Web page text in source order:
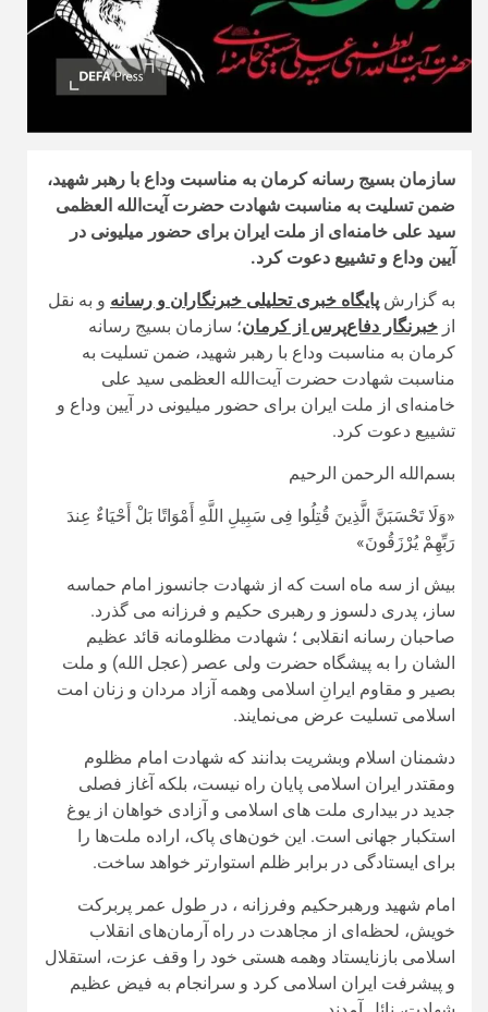
سازمان بسیج رسانه کرمان به مناسبت وداع با رهبر شهید،
ضمن تسلیت به مناسبت شهادت حضرت آیت‌الله العظمی
سید علی خامنه‌ای از ملت ایران برای حضور میلیونی در
آیین وداع و تشییع دعوت کرد.
به گزارش پایگاه خبری تحلیلی خبرنگاران و رسانه و به نقل
از خبرنگار دفاع‌پرس از کرمان؛ سازمان بسیج رسانه
کرمان به مناسبت وداع با رهبر شهید، ضمن تسلیت به
مناسبت شهادت حضرت آیت‌الله العظمی سید علی
خامنه‌ای از ملت ایران برای حضور میلیونی در آیین وداع و
تشییع دعوت کرد.
بسم‌الله الرحمن الرحیم
«وَلَا تَحْسَبَنَّ الَّذِینَ قُتِلُوا فِی سَبِیلِ اللَّهِ أَمْوَاتًا بَلْ أَحْیَاءٌ عِندَ
رَبِّهِمْ یُرْزَقُونَ»
بیش از سه ماه است که از شهادت جانسوز امام حماسه‌
ساز، پدری دلسوز و رهبری حکیم و فرزانه می گذرد.
صاحبان رسانه انقلابی ؛ شهادت مظلومانه قائد عظیم
الشان را به پیشگاه حضرت ولی عصر (عجل الله) و ملت
بصیر و مقاوم ایرانِ اسلامی وهمه آزاد مردان و زنان امت
اسلامی تسلیت عرض می‌نمایند.
دشمنان اسلام وبشریت بدانند که شهادت امام مظلوم
ومقتدر ایران اسلامی پایان راه نیست، بلکه آغاز فصلی
جدید در بیداری ملت های اسلامی و آزادی خواهان از یوغ
استکبار جهانی است. این خون‌های پاک، اراده ملت‌ها را
برای ایستادگی در برابر ظلم استوارتر خواهد ساخت.
امام شهید ورهبرحکیم وفرزانه ، در طول عمر پربرکت
خویش، لحظه‌ای از مجاهدت در راه آرمان‌های انقلاب
اسلامی بازنایستاد وهمه هستی خود را وقف عزت، استقلال
و پیشرفت ایران اسلامی کرد و سرانجام به فیض عظیم